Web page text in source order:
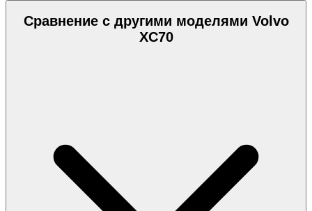
Сравнение с другими моделями Volvo
XC70